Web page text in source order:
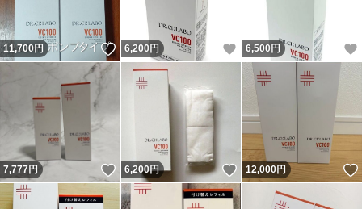
11,700円 いいね！
6,200 円 いいね！
6,500円
7,777円 いいね！
6,200円 いいね！
12,000円